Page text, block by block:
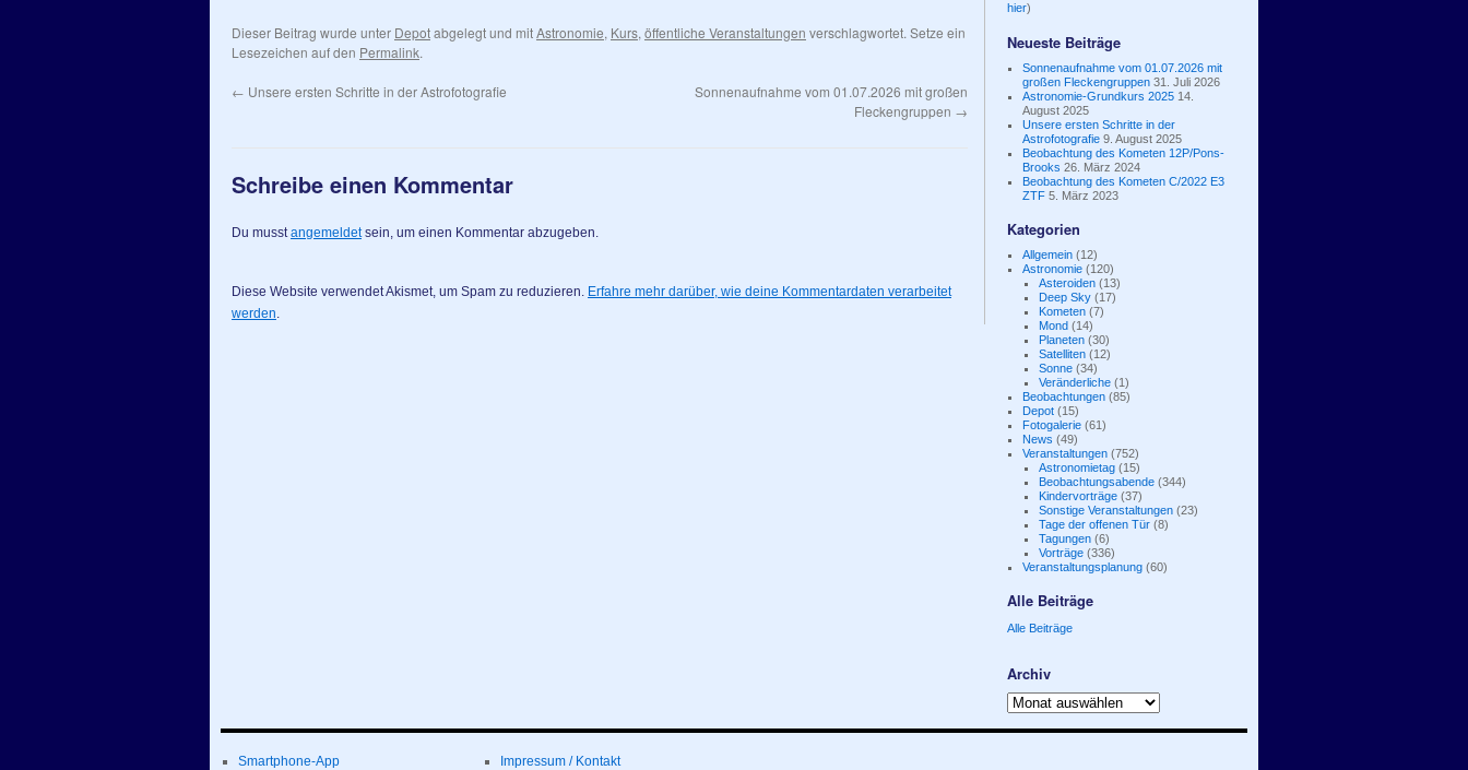
Dieser Beitrag wurde unter Depotabgelegt und mitAstronomie, Kurs, öffentliche Veranstaltungen verschlagwortet. Setze ein
Lesezeichen auf den Permalink.
← Unsere ersten Schritte in der Astrofotografie
Sonnenaufnahme vom 01.07.2026 mit großen
Fleckengruppen →
Schreibe einen Kommentar
Du musstangemeldetsein, um einen Kommentar abzugeben.
Diese Website verwendet Akismet, um Spam zu reduzieren. Erfahre mehr darüber, wie deine Kommentardaten verarbeitet
werden.
hier)
Neueste Beiträge
Sonnenaufnahme vom 01.07.2026 mit
großen Fleckengruppen 31. Juli 2026
Astronomie-Grundkurs 2025 14.
August 2025
Unsere ersten Schritte in der
Astrofotografie 9. August 2025
Beobachtung des Kometen 12P/Pons-
Brooks 26. März 2024
Beobachtung des Kometen C/2022 E3
ZTF 5. März 2023
Kategorien
Allgemein (12)
Astronomie (120)
Asteroiden(13)
Deep Sky(17)
Kometen(7)
Mond(14)
Planeten(30)
Satelliten(12)
Sonne(34)
Veränderliche(1)
Beobachtungen (85)
Depot (15)
Fotogalerie (61)
News (49)
Veranstaltungen (752)
Astronomietag(15)
Beobachtungsabende(344)
Kindervorträge(37)
Sonstige Veranstaltungen(23)
Tage der offenen Tür(8)
Tagungen(6)
Vorträge(336)
Veranstaltungsplanung (60)
Alle Beiträge
Alle Beiträge
Archiv
Archiv
Smartphone-App Impressum / Kontakt